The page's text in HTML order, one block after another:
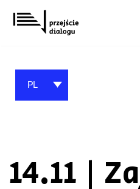
Przejdź
do
PL
14.11 |